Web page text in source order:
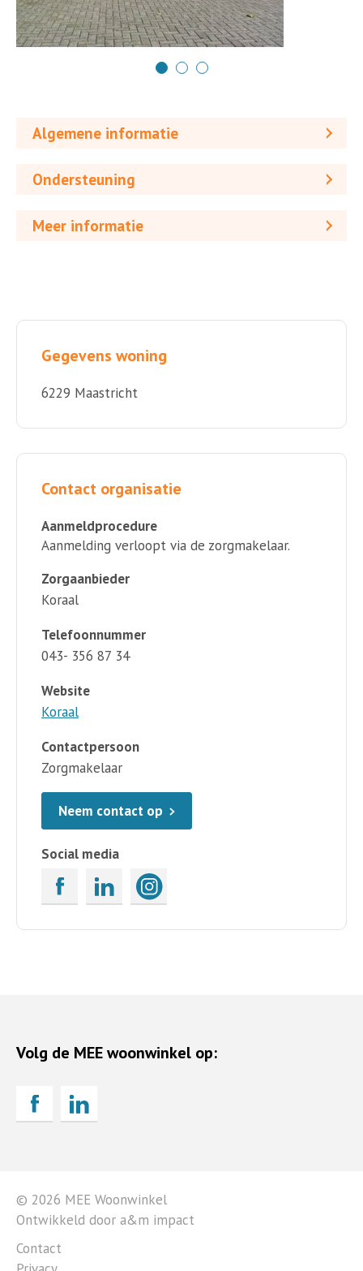
Algemene informatie
Ondersteuning
Meer informatie
Gegevens woning
6229 Maastricht
Contact organisatie
Aanmeldprocedure
Aanmelding verloopt via de zorgmakelaar.
Zorgaanbieder
Koraal
Telefoonnummer
043- 356 87 34
Website
Koraal
Contactpersoon
Zorgmakelaar
Neem contact op
Social media
Volg de MEE woonwinkel op:
© 2026 MEE Woonwinkel
Ontwikkeld door a&m impact
Contact